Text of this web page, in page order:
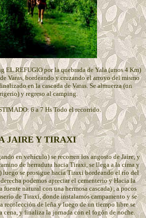
EL REFUGIO por la quebrada de Yala (unos 4 Km)
Varas, bordeando y cruzando el arroyo del mismo
en la cascada de Varas. Se almuerza (un
y regreso al camping.
6 a 7 Hs Todo el recorrido.
JAIRE Y TIRAXI
en vehículo) se recorren los angosto de Jaire, y
de herradura hacia Tiraxi, se llega a la cima y
luego se prosigue hacia Tiraxi bordeando el río del
podemos apreciar el cementerio y Hacia la
natural con una hermosa cascada) , a pocos
de Tiraxi, donde instalamos campamento y se
recolección de leña y luego de un tiempo libre se
cena, y finaliza la jornada con el fogón de noche.